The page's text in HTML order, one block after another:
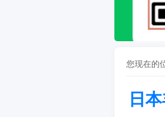
您现在的
日